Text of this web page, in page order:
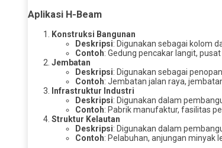
Aplikasi H-Beam
Konstruksi Bangunan
Deskripsi: Digunakan sebagai kolom
Contoh: Gedung pencakar langit,
Jembatan
Deskripsi: Digunakan sebagai
Contoh: Jembatan jalan raya,
Infrastruktur Industri
Deskripsi: Digunakan dalam
Contoh: Pabrik manufaktur, fasilitas
Struktur Kelautan
Deskripsi: Digunakan dalam
Contoh: Pelabuhan, anjungan minyak